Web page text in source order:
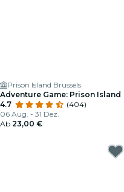
Prison Island Brussels
Adventure Game: Prison Island
4.7
(404)
06 Aug. - 31 Dez.
Ab 23,00 €